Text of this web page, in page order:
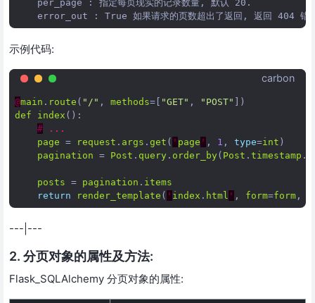
    per_page : 指定每页现实的记录数量, 默认 20.
示例代码:
carbon
@main . route ( "/" , methods=[ "GET" , "POST"
])
def
index ():
#
...
page = request . args . get ( ' page ' , 1 , type=int )
pagination = Post . query . order_by ( Post . timestamp .
posts = pagination . items
return
render_template ( ' index . html ' , form=form ,
---|---
2. 分页对象的属性及方法:
Flask_SQLAlchemy 分页对象的属性: